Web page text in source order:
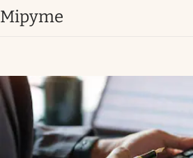
Apertura
Infotechnology
Clase
mipyme